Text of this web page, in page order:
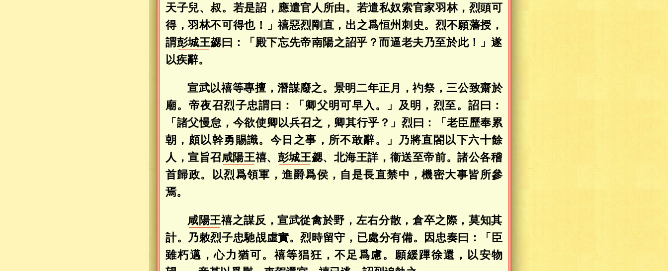
天子兒、叔。若是詔，應遣官人所由。若遣私奴索官家羽林，烈頭可
得，羽林不可得也！」禧惡烈剛直，出之爲恒州刺史。烈不願藩授，
謂彭城王勰曰：「殿下忘先帝南陽之詔乎？而逼老夫乃至於此！」遂
以疾辭。
宣武以禧等專擅，潛謀廢之。景明二年正月，礿祭，三公致齋於
廟。帝夜召烈子忠謂曰：「卿父明可早入。」及明，烈至。詔曰：
「諸父慢怠，今欲使卿以兵召之，卿其行乎？」烈曰：「老臣歷奉累
朝，頗以幹勇賜識。今日之事，所不敢辭。」乃將直閤以下六十餘
人，宣旨召咸陽王禧、 彭城王勰、北海王詳，衞送至帝前。諸公各稽
首歸政。以烈爲領軍，進爵爲侯，自是長直禁中，機密大事皆所參
焉。
咸陽王禧之謀反，宣武從禽於野，左右分散，倉卒之際，莫知其
計。乃敕烈子忠馳覘虛實。烈時留守，已處分有備。因忠奏曰：「臣
雖朽邁，心力猶可。禧等猖狂，不足爲慮。願緩蹕徐還，以安物